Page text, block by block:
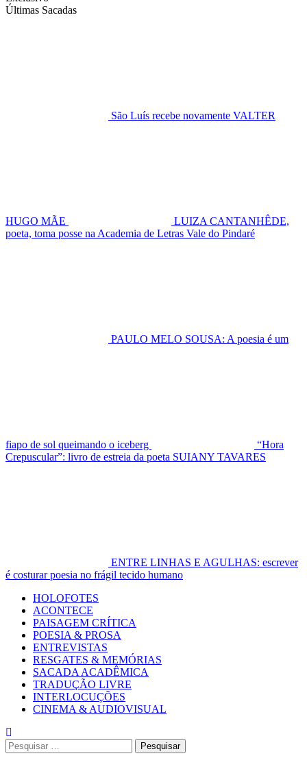
Últimas Sacadas
São Luís recebe novamente VALTER
HUGO MÃE
LUIZA CANTANHÊDE,
poeta, toma posse na Academia de Letras Vale do Pindaré
PAULO MELO SOUSA: A poesia é um
fiapo de sol queimando o iceberg
“Hora
Crepuscular”: livro de estreia da poeta SUIANY TAVARES
ENTRE LINHAS E AGULHAS: escrever
é costurar poesia no frágil tecido humano
Primary
Menu
HOLOFOTES
ACONTECE
PAISAGEM CRÍTICA
POESIA & PROSA
ENTREVISTAS
RESGATES & MEMÓRIAS
SACADA ACADÊMICA
TRADUÇÃO LIVRE
INTERLOCUÇÕES
CINEMA & AUDIOVISUAL
Pesquisar
por: